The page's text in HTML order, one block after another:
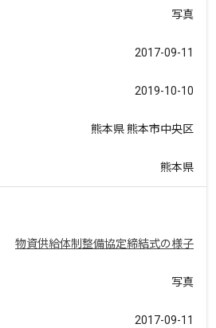
写真
2017-09-11
2019-10-10
熊本県 熊本市中央区
熊本県
物資供給体制整備協定締結式の様子
写真
2017-09-11